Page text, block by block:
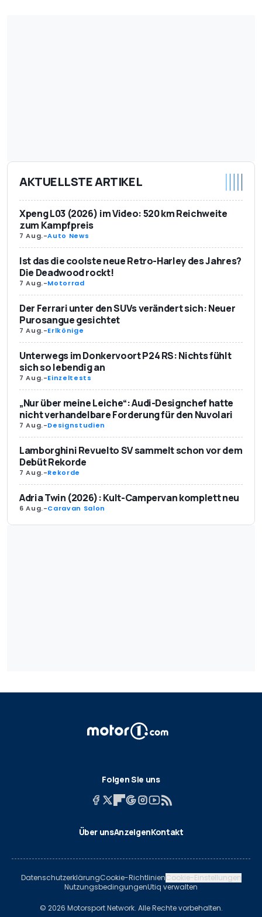
AKTUELLSTE ARTIKEL
Xpeng L03 (2026) im Video: 520 km Reichweite
zum Kampfpreis
7 Aug.-Auto News
Ist das die coolste neue Retro-Harley des Jahres?
Die Deadwood rockt!
7 Aug.-Motorrad
Der Ferrari unter den SUVs verändert sich: Neuer
Purosangue gesichtet
7 Aug.-Erlkönige
Unterwegs im Donkervoort P24 RS: Nichts fühlt
sich so lebendig an
7 Aug.-Einzeltests
„Nur über meine Leiche“: Audi-Designchef hatte
nicht verhandelbare Forderung für den Nuvolari
7 Aug.-Designstudien
Lamborghini Revuelto SV sammelt schon vor dem
Debüt Rekorde
7 Aug.-Rekorde
Adria Twin (2026): Kult-Campervan komplett neu
6 Aug.-Caravan Salon
Folgen Sie uns
Über unsAnzeigenKontakt
DatenschutzerklärungCookie-RichtlinienCookie-Einstellungen
NutzungsbedingungenUtiq verwalten
© 2026 Motorsport Network. Alle Rechte vorbehalten.